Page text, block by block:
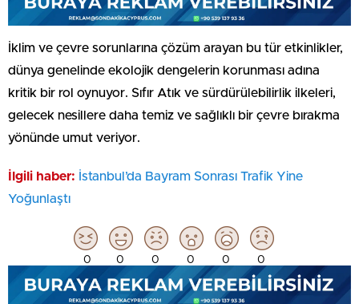
İklim ve çevre sorunlarına çözüm arayan bu tür etkinlikler,
dünya genelinde ekolojik dengelerin korunması adına
kritik bir rol oynuyor. Sıfır Atık ve sürdürülebilirlik ilkeleri,
gelecek nesillere daha temiz ve sağlıklı bir çevre bırakma
yönünde umut veriyor.
İlgili haber: İstanbul’da Bayram Sonrası Trafik Yine
Yoğunlaştı
0 0 0 0 0 0